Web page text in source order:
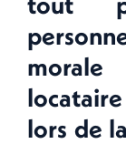
lors de